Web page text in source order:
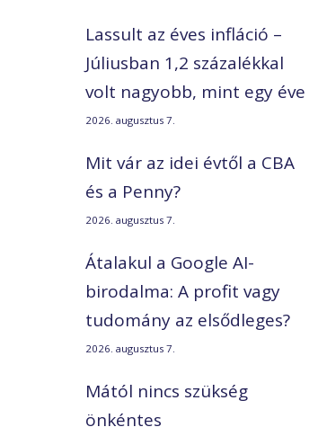
Lassult az éves infláció –
Júliusban 1,2 százalékkal
volt nagyobb, mint egy éve
2026. augusztus 7.
Mit vár az idei évtől a CBA
és a Penny?
2026. augusztus 7.
Átalakul a Google AI-
birodalma: A profit vagy
tudomány az elsődleges?
2026. augusztus 7.
Mától nincs szükség
önkéntes